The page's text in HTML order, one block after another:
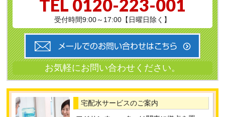
TEL 0120-223-001
受付時間9:00～17:00【日曜日除く】
宅配水サービスのご案内